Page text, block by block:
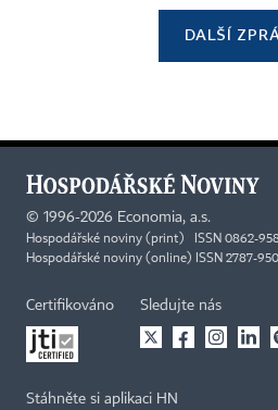
DALŠÍ
© 1996-2026 Economia, a.s.
Hospodářské noviny (print) ISSN 0862-
Hospodářské noviny (online) ISSN 2787-
Certifikováno Sledujte nás
Stáhněte si aplikaci HN